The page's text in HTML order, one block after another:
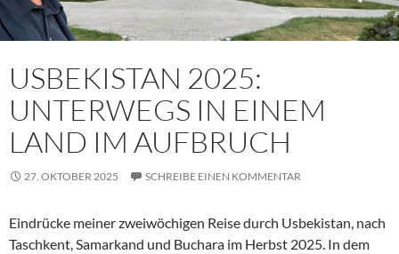
USBEKISTAN 2025:
UNTERWEGS IN EINEM
LAND IM AUFBRUCH
27. OKTOBER 2025 SCHREIBE EINEN KOMMENTAR
Eindrücke meiner zweiwöchigen Reise durch Usbekistan, nach
Taschkent, Samarkand und Buchara im Herbst 2025. In dem